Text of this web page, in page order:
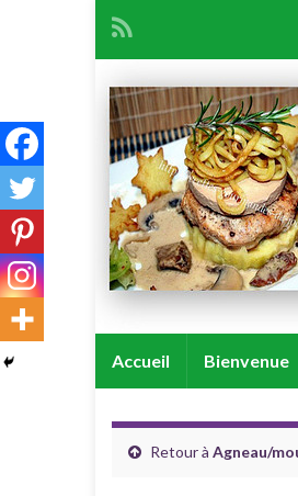
Accueil Bienvenue
Retour à Agneau/